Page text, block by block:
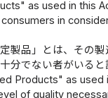
as used in this
in
製品」とは、その
分でない者がいる
Products" as
of quality